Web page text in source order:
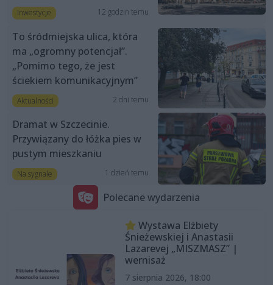
Inwestycje 12 godzin temu
To śródmiejska ulica, która
ma „ogromny potencjał”.
„Pomimo tego, że jest
ściekiem komunikacyjnym”
Aktualności 2 dni temu
Dramat w Szczecinie.
Przywiązany do łóżka pies w
pustym mieszkaniu
Na sygnale 1 dzień temu
Polecane wydarzenia
Wystawa Elżbiety
Śnieżewskiej i Anastasii
Lazarevej „MISZMASZ” |
wernisaż
7 sierpnia 2026, 18:00